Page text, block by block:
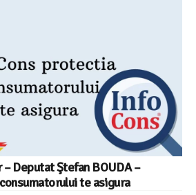
Deputat Ştefan BOUDA –
te asigura